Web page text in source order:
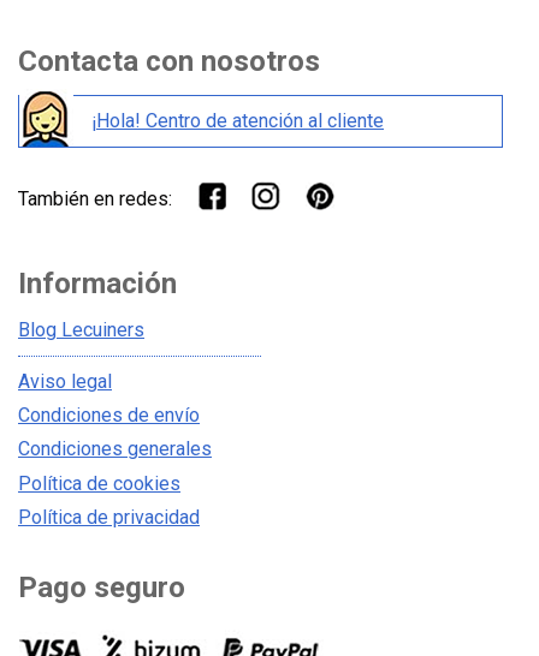
Contacta con nosotros
¡Hola! Centro de atención al cliente
También en redes:
Información
Blog Lecuiners
Aviso legal
Condiciones de envío
Condiciones generales
Política de cookies
Política de privacidad
Pago seguro